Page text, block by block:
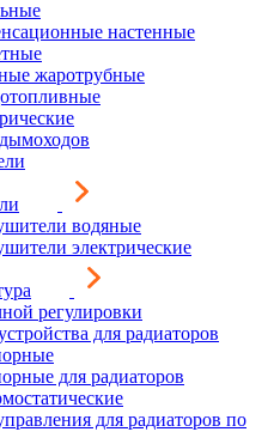
настенные
жаротрубные
водяные
электрические
регулировки
для радиаторов
для радиаторов
для радиаторов по